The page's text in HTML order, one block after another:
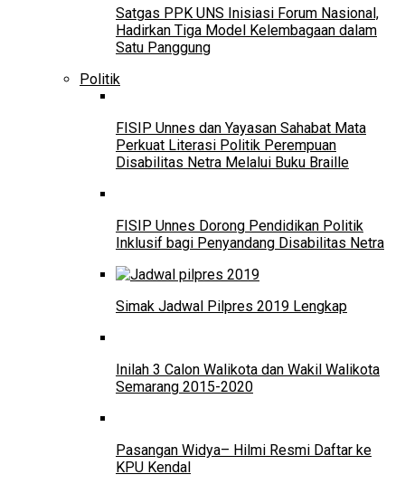
Satgas PPK UNS Inisiasi Forum Nasional,
Hadirkan Tiga Model Kelembagaan dalam
Satu Panggung
Politik
FISIP Unnes dan Yayasan Sahabat Mata
Perkuat Literasi Politik Perempuan
Disabilitas Netra Melalui Buku Braille
FISIP Unnes Dorong Pendidikan Politik
Inklusif bagi Penyandang Disabilitas Netra
Simak Jadwal Pilpres 2019 Lengkap
Inilah 3 Calon Walikota dan Wakil Walikota
Semarang 2015-2020
Pasangan Widya– Hilmi Resmi Daftar ke
KPU Kendal